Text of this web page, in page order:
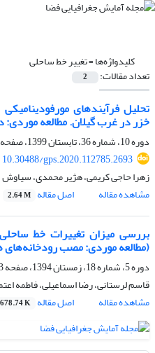
کلیدواژه‌ها =تغییر خط ساحلی
تعداد مقالات: 2
تحلیل فرآیندهای
خزر در غرب گیلان. مطالعه موردی:
دوره 10، شماره 36، تابستان 1399، صفحه
10.30488/gps.2020.112785.2693
زهرا حاجی کریمی، هژیر محمدی، سیاوش
مشاهده مقاله
اصل مقاله 2.64 M
بررسی میزان تغییرات خط
(مطالعه موردی: مصب رودخانه‌های
دوره 5، شماره 18، زمستان 1394، صفحه
قاسم لرستانی، رضا اسماعیلی، فاطمه
مشاهده مقاله
اصل مقاله 678.74 K